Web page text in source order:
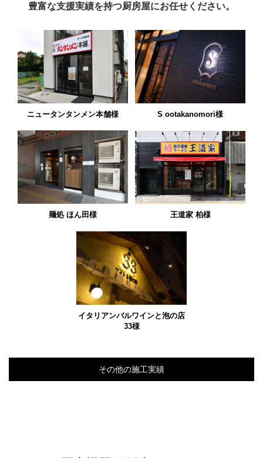
豊富な支援実績を持つ厨房屋にお任せください。
ニュータンタンメン本舗様 S ootakanomori様
麺処 ほん田様 王道家 柏様
イタリアンバルワインと泡の店
33様
その他の施工実績